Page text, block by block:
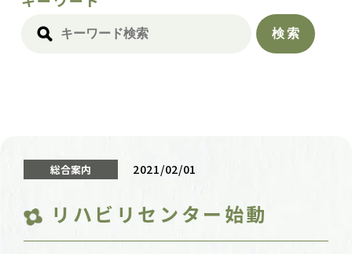
総合案内 2021/02/01
リハビリセンター始動